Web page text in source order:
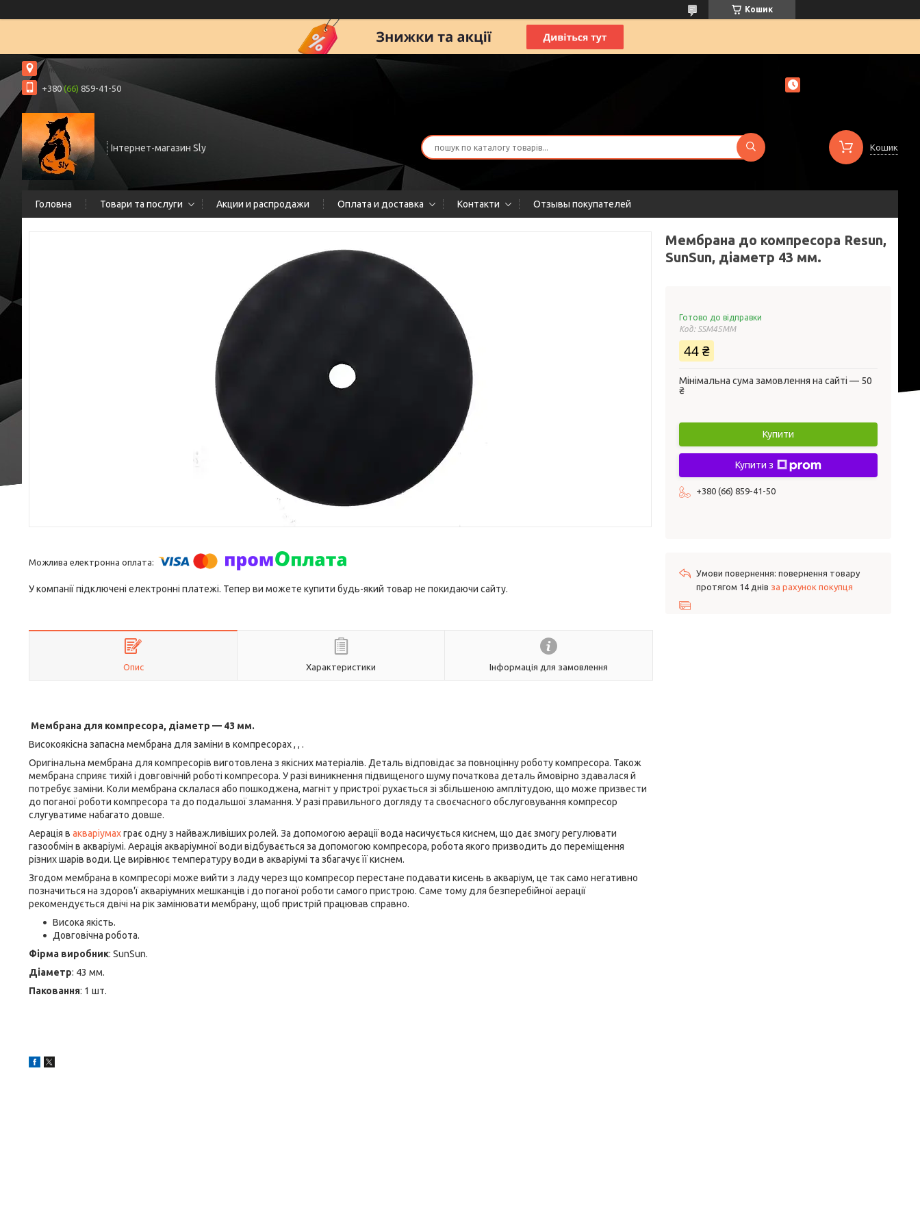
Кошик
Нікополь, Україна
+380(66) 859-41-50
Інтернет-магазин Sly Кошик
Головна Товари та послуги Акции и распродажи Оплата и доставка Контакти Отзывы покупателей
У компанії підключені електронні платежі. Тепер ви можете купити будь-який товар не покидаючи сайту.
Опис Характеристики Інформація для замовлення
Мембрана для компресора, діаметр — 43 мм.
Високоякісна запасна мембрана для заміни в компресорах , , .
Оригінальна мембрана для компресорів виготовлена з якісних матеріалів. Деталь відповідає за повноцінну роботу компресора. Також
мембрана сприяє тихій і довговічній роботі компресора. У разі виникнення підвищеного шуму початкова деталь ймовірно здавалася й
потребує заміни. Коли мембрана склалася або пошкоджена, магніт у пристрої рухається зі збільшеною амплітудою, що може призвести
до поганої роботи компресора та до подальшої зламання. У разі правильного догляду та своєчасного обслуговування компресор
слугуватиме набагато довше.
Аерація в акваріумахграє одну з найважливіших ролей. За допомогою аерації вода насичується киснем, що дає змогу регулювати
газообмін в акваріумі. Аерація акваріумної води відбувається за допомогою компресора, робота якого призводить до переміщення
різних шарів води. Це вирівнює температуру води в акваріумі та збагачує її киснем.
Згодом мембрана в компресорі може вийти з ладу через що компресор перестане подавати кисень в акваріум, це так само негативно
позначиться на здоров'ї акваріумних мешканців і до поганої роботи самого пристрою. Саме тому для безперебійної аерації
рекомендується двічі на рік замінювати мембрану, щоб пристрій працював справно.
Висока якість.
Довговічна робота.
Фірма виробник: SunSun.
Діаметр: 43 мм.
Паковання: 1 шт.
Мембрана до компресора Resun,
SunSun, діаметр 43 мм.
Готово до відправки
Код: SSM45MM
44 ₴
Мінімальна сума замовлення на сайті — 50
₴
Купити
Купити з
+380 (66) 859-41-50
повернення товару
протягом 14 днів за рахунок покупця